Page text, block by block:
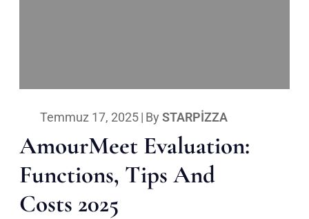
Temmuz 17, 2025| By STARPIZZA
AmourMeet Evaluation:
Functions, Tips And
Costs 2025